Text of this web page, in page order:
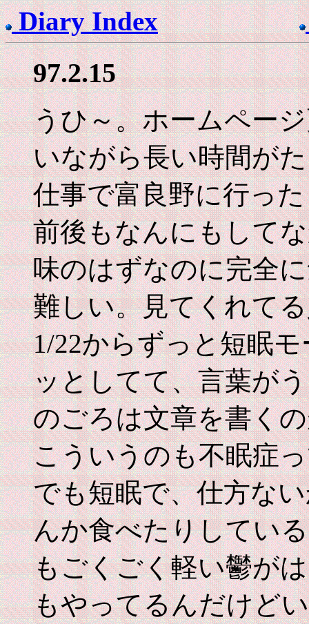
Diary Index
97.2.15
うひ～。ホームペー
いながら長い時間が
仕事で富良野に行っ
前後もなんにもして
味のはずなのに完全
難しい。見てくれて
1/22からずっと短眠
ッとしてて、言葉が
のごろは文章を書く
こういうのも不眠症
でも短眠で、仕方な
んか食べたりしてい
もごくごく軽い鬱が
もやってるんだけど